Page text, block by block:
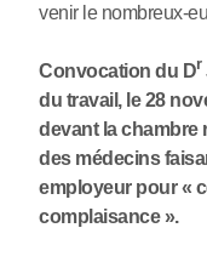
venir le nombreux-
Convocation du Dr
du travail, le 28
devant la chambre
des médecins
employeur pour «
complaisance ».